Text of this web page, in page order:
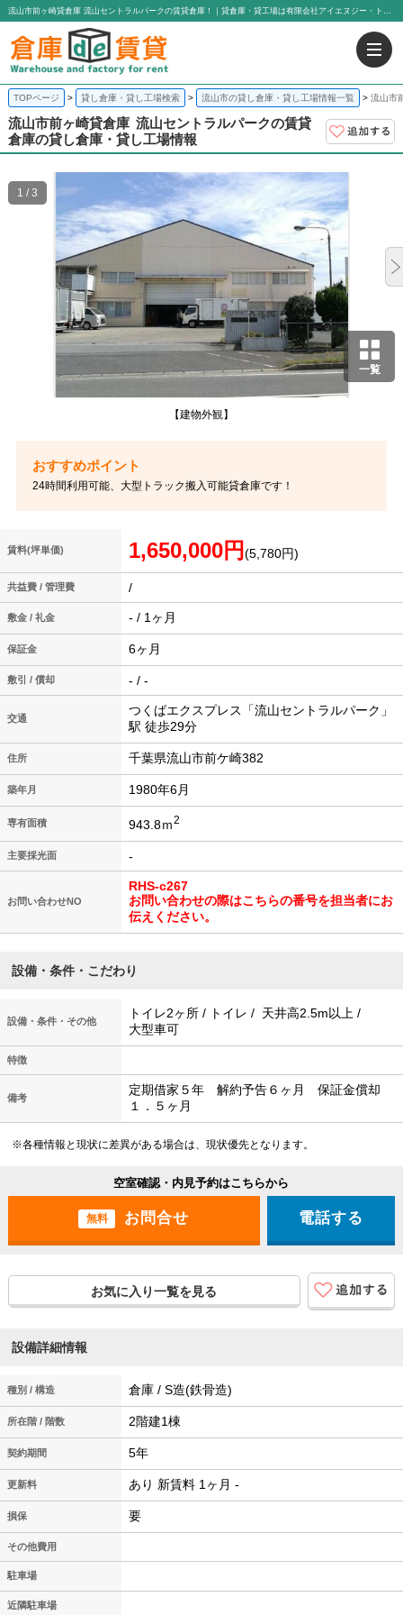
流山市前ヶ崎貸倉庫 流山セントラルパークの賃貸倉庫！｜貸倉庫・貸工場は有限会社アイエヌジー・トゥエンティーワン
TOPページ 貸し倉庫・貸し工場検索 流山市の貸し倉庫・貸し工場情報一覧 流山市
流山市前ヶ崎貸倉庫 流山セントラルパークの賃貸
倉庫の貸し倉庫・貸し工場情報
一覧
【建物外観】
1 / 3
24時間利用可能、大型トラック搬入可能貸倉庫です！
賃料(坪単価) 1,650,000円 (5,780円)
共益費 / 管理費 /
敷金 / 礼金 - / 1ヶ月
保証金 6ヶ月
敷引 / 償却 - / -
交通
つくばエクスプレス「流山セントラルパーク」
駅 徒歩29分
住所 千葉県流山市前ケ崎382
築年月 1980年6月
専有面積 943.8ｍ2
主要採光面 -
お問い合わせNO
RHS-c267
お問い合わせの際はこちらの番号を担当者にお
伝えください。
設備・条件・こだわり
設備・条件・その他
トイレ2ヶ所 / トイレ / 天井高2.5m以上 /
大型車可
特徴
備考
定期借家５年 解約予告６ヶ月 保証金償却
１．５ヶ月
※各種情報と現状に差異がある場合は、現状優先となります。
空室確認・内見予約はこちらから
無料 電話する
お気に入り一覧を見る
設備詳細情報
種別 / 構造 倉庫 / S造(鉄骨造)
所在階 / 階数 2階建1棟
契約期間 5年
更新料 あり 新賃料 1ヶ月 -
損保 要
その他費用
駐車場
近隣駐車場